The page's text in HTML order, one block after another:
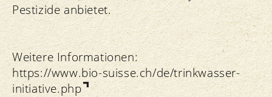
Pestizide anbietet.
Weitere Informationen:
https://www.bio-suisse.ch/de/trinkwasser-
initiative.php